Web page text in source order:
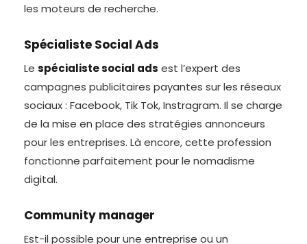
les moteurs de recherche.
Spécialiste Social Ads
Le spécialiste social ads est l’expert des
campagnes publicitaires payantes sur les réseaux
sociaux : Facebook, Tik Tok, Instragram. Il se charge
de la mise en place des stratégies annonceurs
pour les entreprises. Là encore, cette profession
fonctionne parfaitement pour le nomadisme
digital.
Community manager
Est-il possible pour une entreprise ou un